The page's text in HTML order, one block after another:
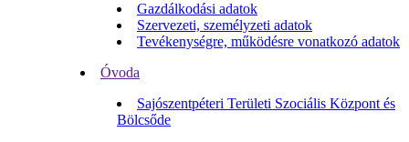
Gazdálkodási adatok
Szervezeti, személyzeti adatok
Tevékenységre, működésre vonatkozó adatok
Óvoda
Sajószentpéteri Területi Szociális Központ és
Bölcsőde